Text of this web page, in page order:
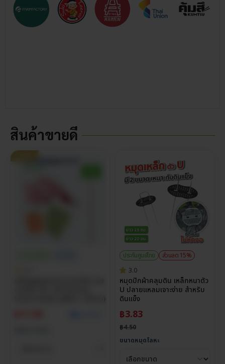
สินค้าขายดี
ประกันศูนย์ไทย
ส่วนลด 15%
3.0
หมุดปักผ้าคลุมดิน เหล็กหนาตัว
U ปลายแหลมเจาะง่าย สำหรับ
ดินแข็ง
฿3.83
฿4.50
ขนาดหมุดโลหะ